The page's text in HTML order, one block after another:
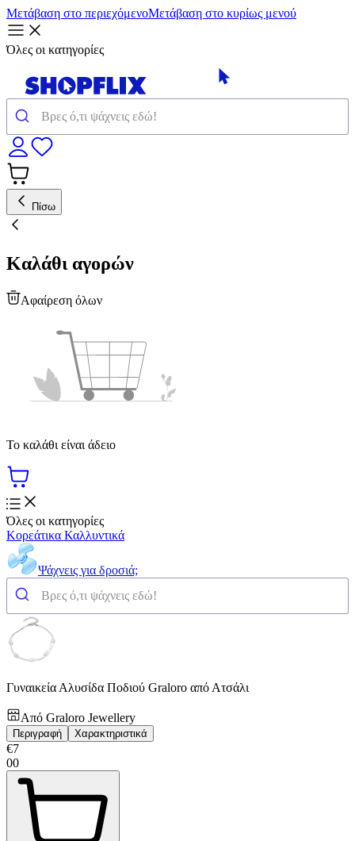
Μετάβαση στο περιεχόμενοΜετάβαση στο κυρίως μενού
Όλες οι κατηγορίες
Πίσω
Καλάθι αγορών
Αφαίρεση όλων
Το καλάθι είναι άδειο
Όλες οι κατηγορίες
Κορεάτικα Καλλυντικά
Ψάχνεις για δροσιά;
Γυναικεία Αλυσίδα Ποδιού Graloro από Ατσάλι
Από Graloro Jewellery
Περιγραφή Χαρακτηριστικά
€7
00